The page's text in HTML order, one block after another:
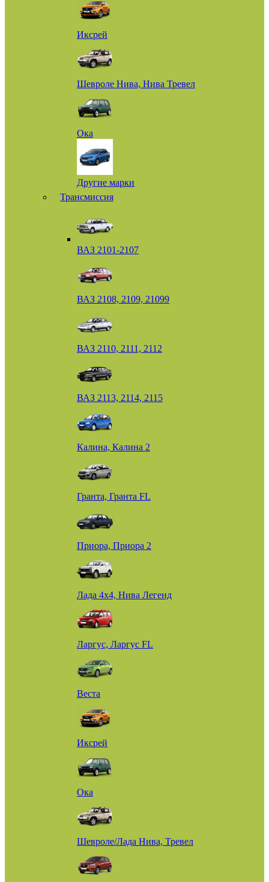
Иксрей
Шевроле Нива, Нива Тревел
Ока
Другие марки
Трансмиссия
ВАЗ 2101-2107
ВАЗ 2108, 2109, 21099
ВАЗ 2110, 2111, 2112
ВАЗ 2113, 2114, 2115
Калина, Калина 2
Гранта, Гранта FL
Приора, Приора 2
Лада 4х4, Нива Легенд
Ларгус, Ларгус FL
Веста
Иксрей
Ока
Шевроле/Лада Нива, Тревел